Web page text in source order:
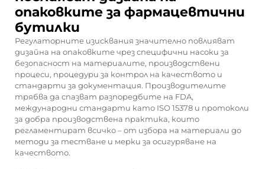
опаковките за фармацевтични
бутилки
Регулаторните изисквания значително повлияват
дизайна на опаковките чрез специфични насоки за
безопасност на материалите, производствени
процеси, процедури за контрол на качеството и
стандарти за документация. Производителите
трябва да спазват разпоредбите на FDA,
международни стандарти като ISO 15378 и протоколи
за добра производствена практика, които
регламентират всичко – от избора на материали до
методи за тестване и мерки за осигуряване на
качеството.